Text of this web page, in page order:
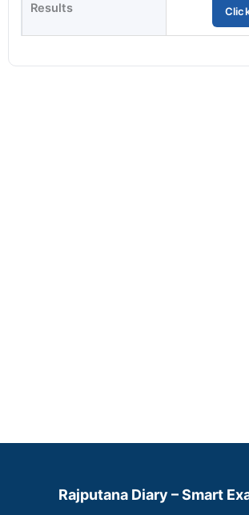
Results
Rajputana Diary – Smart